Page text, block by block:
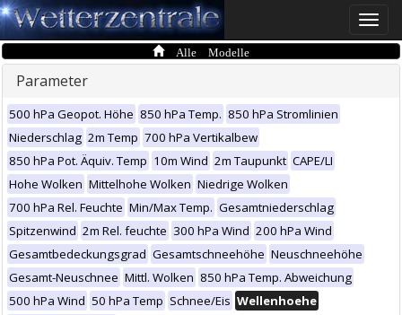
Toggle
Alle Modelle
Parameter
500 hPa Geopot. Höhe 850 hPa Temp. 850 hPa Stromlinien
Niederschlag 2m Temp 700 hPa Vertikalbew
850 hPa Pot. Äquiv. Temp 10m Wind 2m Taupunkt CAPE/LI
Hohe Wolken Mittelhohe Wolken Niedrige Wolken
700 hPa Rel. Feuchte Min/Max Temp. Gesamtniederschlag
Spitzenwind 2m Rel. feuchte 300 hPa Wind 200 hPa Wind
Gesamtbedeckungsgrad Gesamtschneehöhe Neuschneehöhe
Gesamt-Neuschnee Mittl. Wolken 850 hPa Temp. Abweichung
500 hPa Wind 50 hPa Temp Schnee/Eis Wellenhoehe